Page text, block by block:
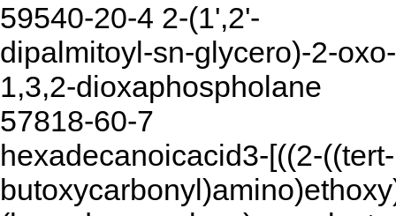
59540-20-4 2-(1',2'-
dipalmitoyl-sn-glycero)-2-oxo-
1,3,2-dioxaphospholane
57818-60-7
hexadecanoicacid3-[((2-((tert-